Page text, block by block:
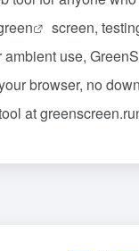
screen,
use,
browser, no
at